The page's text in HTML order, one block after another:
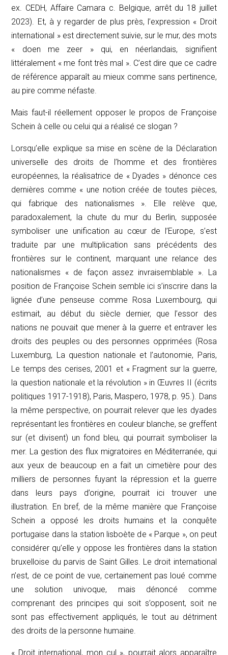
ex. CEDH, Affaire Camara c. Belgique, arrêt du 18 juillet
2023). Et, à y regarder de plus près, l’expression « Droit
international » est directement suivie, sur le mur, des mots
« doen me zeer » qui, en néerlandais, signifient
littéralement « me font très mal ». C’est dire que ce cadre
de référence apparaît au mieux comme sans pertinence,
au pire comme néfaste.
Mais faut-il réellement opposer le propos de Françoise
Schein à celle ou celui qui a réalisé ce slogan ?
Lorsqu’elle explique sa mise en scène de la Déclaration
universelle des droits de l’homme et des frontières
européennes, la réalisatrice de « Dyades » dénonce ces
dernières comme « une notion créée de toutes pièces,
qui fabrique des nationalismes ». Elle relève que,
paradoxalement, la chute du mur du Berlin, supposée
symboliser une unification au cœur de l’Europe, s’est
traduite par une multiplication sans précédents des
frontières sur le continent, marquant une relance des
nationalismes « de façon assez invraisemblable ». La
position de Françoise Schein semble ici s’inscrire dans la
lignée d’une penseuse comme Rosa Luxembourg, qui
estimait, au début du siècle dernier, que l’essor des
nations ne pouvait que mener à la guerre et entraver les
droits des peuples ou des personnes opprimées (Rosa
Luxemburg, La question nationale et l’autonomie, Paris,
Le temps des cerises, 2001 et « Fragment sur la guerre,
la question nationale et la révolution » in Œuvres II (écrits
politiques 1917-1918), Paris, Maspero, 1978, p. 95.). Dans
la même perspective, on pourrait relever que les dyades
représentant les frontières en couleur blanche, se greffent
sur (et divisent) un fond bleu, qui pourrait symboliser la
mer. La gestion des flux migratoires en Méditerranée, qui
aux yeux de beaucoup en a fait un cimetière pour des
milliers de personnes fuyant la répression et la guerre
dans leurs pays d’origine, pourrait ici trouver une
illustration. En bref, de la même manière que Françoise
Schein a opposé les droits humains et la conquête
portugaise dans la station lisboète de « Parque », on peut
considérer qu’elle y oppose les frontières dans la station
bruxelloise du parvis de Saint Gilles. Le droit international
n’est, de ce point de vue, certainement pas loué comme
une solution univoque, mais dénoncé comme
comprenant des principes qui soit s’opposent, soit ne
sont pas effectivement appliqués, le tout au détriment
des droits de la personne humaine.
« Droit international, mon cul », pourrait alors apparaître